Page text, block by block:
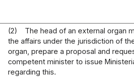
(2)
The head of an external organ
the affairs under the jurisdiction of
organ, prepare a proposal and
competent minister to issue
regarding this.